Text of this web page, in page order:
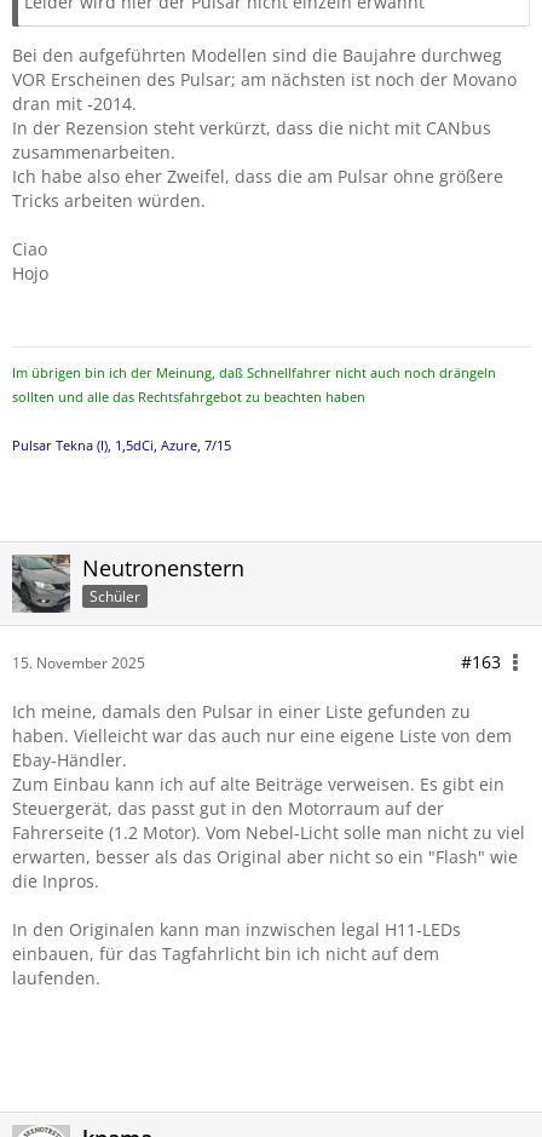
Bei den aufgeführten Modellen sind die Baujahre durchweg
VOR Erscheinen des Pulsar; am nächsten ist noch der Movano
dran mit -2014.
In der Rezension steht verkürzt, dass die nicht mit CANbus
zusammenarbeiten.
Ich habe also eher Zweifel, dass die am Pulsar ohne größere
Tricks arbeiten würden.
Ciao
Hojo
Im übrigen bin ich der Meinung, daß Schnellfahrer nicht auch noch drängeln
sollten und alle das Rechtsfahrgebot zu beachten haben
Pulsar Tekna (I), 1,5dCi, Azure, 7/15
Neutronenstern
Schüler
15. November 2025 #163
Ich meine, damals den Pulsar in einer Liste gefunden zu
haben. Vielleicht war das auch nur eine eigene Liste von dem
Ebay-Händler.
Zum Einbau kann ich auf alte Beiträge verweisen. Es gibt ein
Steuergerät, das passt gut in den Motorraum auf der
Fahrerseite (1.2 Motor). Vom Nebel-Licht solle man nicht zu viel
erwarten, besser als das Original aber nicht so ein "Flash" wie
die Inpros.
In den Originalen kann man inzwischen legal H11-LEDs
einbauen, für das Tagfahrlicht bin ich nicht auf dem
laufenden.